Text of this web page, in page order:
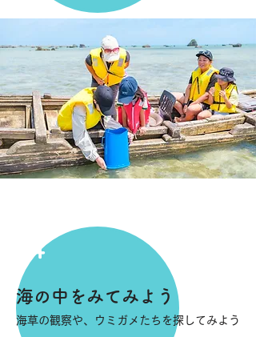
4
海の中をみてみよう
海草の観察や、ウミガメたちを探してみよう